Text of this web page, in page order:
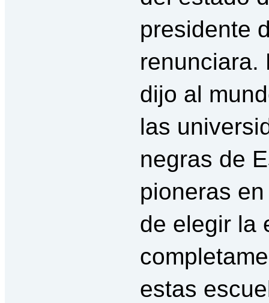
presidente
renunciara.
dijo al
las
negras de
pioneras
de elegir la
estas